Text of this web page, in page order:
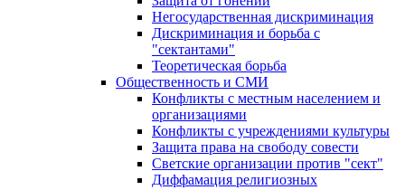
Негосударственная дискриминация
Дискриминация и борьба с
"сектантами"
Теоретическая борьба
Общественность и СМИ
Конфликты с местным населением и
организациями
Конфликты с учреждениями культуры
Защита права на свободу совести
Светские организации против "сект"
Диффамация религиозных